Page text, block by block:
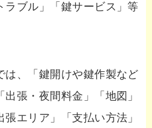
ラブル」「鍵サービス」等
は、「鍵開けや鍵作製など
張・夜間料金」「地図」
張エリア」「支払い方法」